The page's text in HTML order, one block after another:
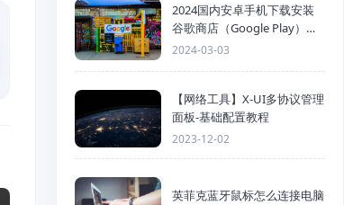
2024国内安卓手机下载安装
谷歌商店（Google Play）详
细步骤
2024-03-03
【网络工具】X-UI多协议管理
面板-基础配置教程
2023-12-02
英菲克蓝牙鼠标怎么连接电脑